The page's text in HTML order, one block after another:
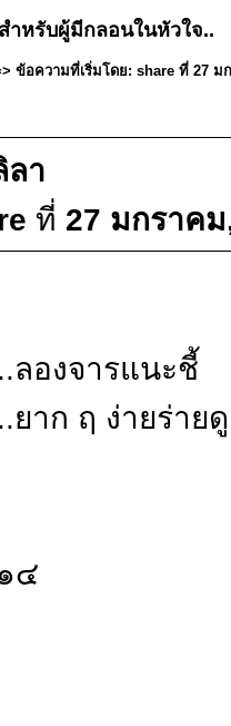
ำหรับผู้มีกลอนในหัวใจ..
ข้อความที่เริ่มโดย: share ที่ 27 ม
า
ที่ 27 มกราคม
ลองจารแนะชี้
ยาก ฤ ง่ายร่ายดู
๔